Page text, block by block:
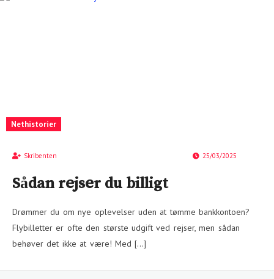
Nethistorier
Skribenten 25/03/2025
Sådan rejser du billigt
Drømmer du om nye oplevelser uden at tømme bankkontoen?
Flybilletter er ofte den største udgift ved rejser, men sådan
behøver det ikke at være! Med […]